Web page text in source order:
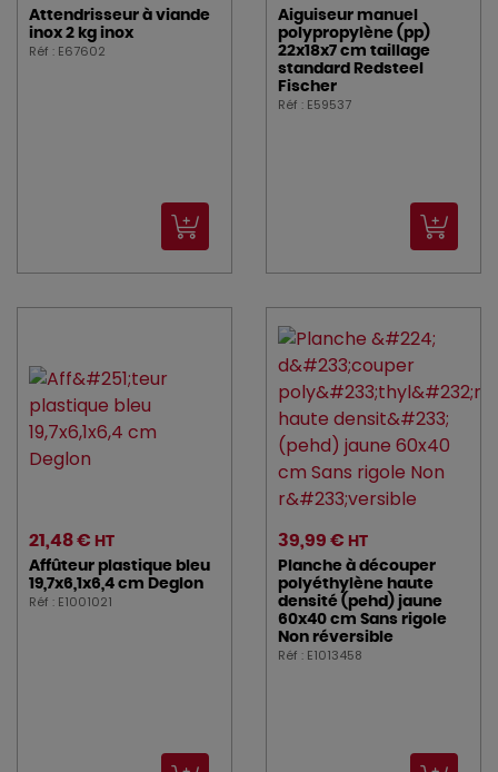
Attendrisseur à viande
inox 2 kg inox
Réf : E67602
Aiguiseur manuel
polypropylène (pp)
22x18x7 cm taillage
standard Redsteel
Fischer
Réf : E59537
21,48 € HT
Affûteur plastique bleu
19,7x6,1x6,4 cm Deglon
Réf : E1001021
39,99 € HT
Planche à découper
polyéthylène haute
densité (pehd) jaune
60x40 cm Sans rigole
Non réversible
Réf : E1013458